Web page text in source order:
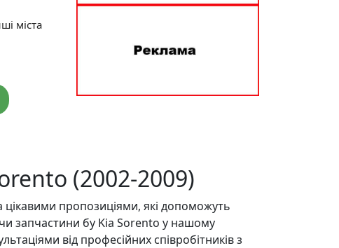
міста
(2002-2009)
цікавими пропозиціями, які допоможуть
запчастини бу Kia Sorento у нашому
від професійних співробітників з